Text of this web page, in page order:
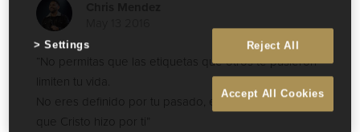
“No permitas que las etiquetas que otros te pusieron
limiten tu vida.
No eres definido por tu pasado, eres definido por lo
que Cristo hizo por ti”
Reject All
Accept All Cookies
Settings